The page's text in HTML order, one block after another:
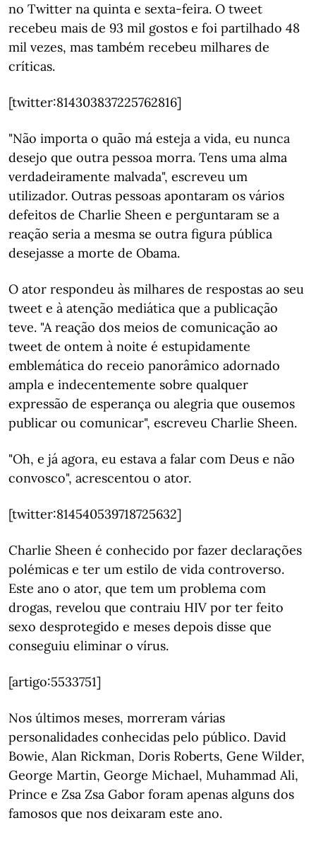
no Twitter na quinta e sexta-feira. O tweet
recebeu mais de 93 mil gostos e foi partilhado 48
mil vezes, mas também recebeu milhares de
críticas.
[twitter:814303837225762816]
"Não importa o quão má esteja a vida, eu nunca
desejo que outra pessoa morra. Tens uma alma
verdadeiramente malvada", escreveu um
utilizador. Outras pessoas apontaram os vários
defeitos de Charlie Sheen e perguntaram se a
reação seria a mesma se outra figura pública
desejasse a morte de Obama.
O ator respondeu às milhares de respostas ao seu
tweet e à atenção mediática que a publicação
teve. "A reação dos meios de comunicação ao
tweet de ontem à noite é estupidamente
emblemática do receio panorâmico adornado
ampla e indecentemente sobre qualquer
expressão de esperança ou alegria que ousemos
publicar ou comunicar", escreveu Charlie Sheen.
"Oh, e já agora, eu estava a falar com Deus e não
convosco", acrescentou o ator.
[twitter:814540539718725632]
Charlie Sheen é conhecido por fazer declarações
polémicas e ter um estilo de vida controverso.
Este ano o ator, que tem um problema com
drogas, revelou que contraiu HIV por ter feito
sexo desprotegido e meses depois disse que
conseguiu eliminar o vírus.
[artigo:5533751]
Nos últimos meses, morreram várias
personalidades conhecidas pelo público. David
Bowie, Alan Rickman, Doris Roberts, Gene Wilder,
George Martin, George Michael, Muhammad Ali,
Prince e Zsa Zsa Gabor foram apenas alguns dos
famosos que nos deixaram este ano.